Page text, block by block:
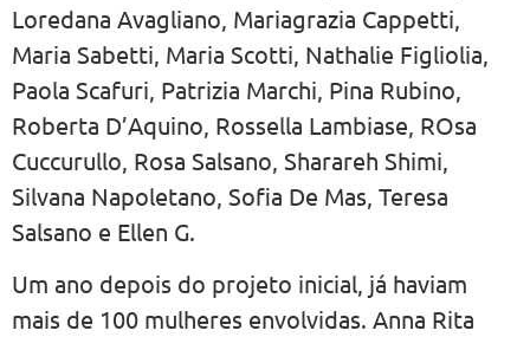
Loredana Avagliano, Mariagrazia Cappetti,
Maria Sabetti, Maria Scotti, Nathalie Figliolia,
Paola Scafuri, Patrizia Marchi, Pina Rubino,
Roberta D’Aquino, Rossella Lambiase, ROsa
Cuccurullo, Rosa Salsano, Sharareh Shimi,
Silvana Napoletano, Sofia De Mas, Teresa
Salsano e Ellen G.
Um ano depois do projeto inicial, já haviam
mais de 100 mulheres envolvidas. Anna Rita